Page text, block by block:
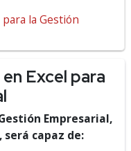
la Gestión
Excel para
Empresarial,
capaz de: